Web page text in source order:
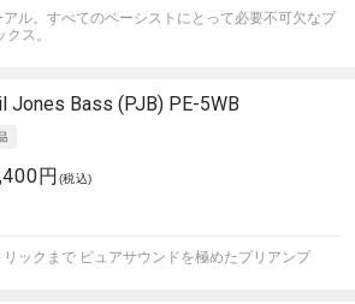
ル。すべてのベーシストにとって必要不可欠なプ
ス。
Jones Bass (PJB) PE-5WB
円 (税込)
ックまで ピュアサウンドを極めたプリアンプ